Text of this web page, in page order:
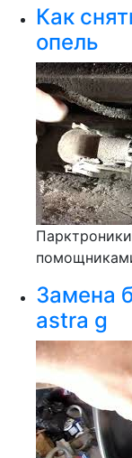
Как
опель
Замена
astra g